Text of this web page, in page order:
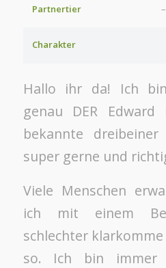
Partnertier –
Charakter
Hallo ihr da! Ich
genau DER
bekannte
super gerne und
Viele Menschen
ich mit einem
schlechter
so. Ich bin immer